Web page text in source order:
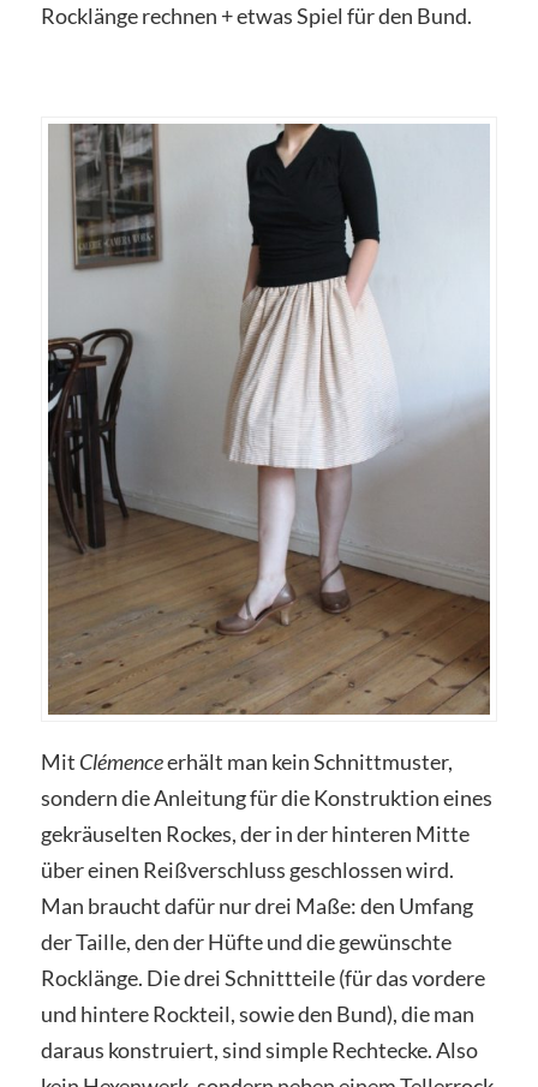
Rocklänge rechnen + etwas Spiel für den Bund.
Mit Clémenceerhält man kein Schnittmuster,
sondern die Anleitung für die Konstruktion eines
gekräuselten Rockes, der in der hinteren Mitte
über einen Reißverschluss geschlossen wird.
Man braucht dafür nur drei Maße: den Umfang
der Taille, den der Hüfte und die gewünschte
Rocklänge. Die drei Schnittteile (für das vordere
und hintere Rockteil, sowie den Bund), die man
daraus konstruiert, sind simple Rechtecke. Also